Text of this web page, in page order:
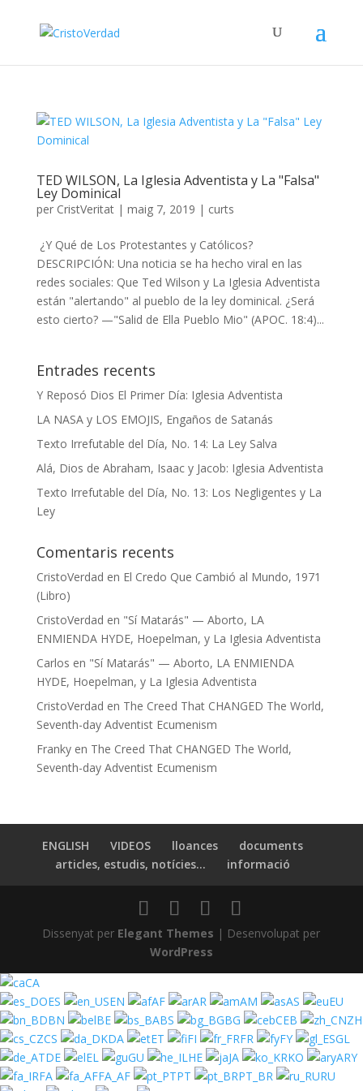
TED WILSON, La Iglesia Adventista y La "Falsa"
Ley Dominical
per CristVeritat| maig 7, 2019 | curts
¿Y Qué de Los Protestantes y Católicos?
DESCRIPCIÓN: Una noticia se ha hecho viral en las
redes sociales: Que Ted Wilson y La Iglesia Adventista
están "alertando" al pueblo de la ley dominical. ¿Será
esto cierto? —"Salid de Ella Pueblo Mio" (APOC. 18:4)...
Entrades recents
Y Reposó Dios El Primer Día: Iglesia Adventista
LA NASA y LOS EMOJIS, Engaños de Satanás
Texto Irrefutable del Día, No. 14: La Ley Salva
Alá, Dios de Abraham, Isaac y Jacob: Iglesia Adventista
Texto Irrefutable del Día, No. 13: Los Negligentes y La
Ley
Comentaris recents
CristoVerdad en El Credo Que Cambió al Mundo, 1971
(Libro)
CristoVerdad en "Sí Matarás" — Aborto, LA
ENMIENDA HYDE, Hoepelman, y La Iglesia Adventista
Carlos en "Sí Matarás" — Aborto, LA ENMIENDA
HYDE, Hoepelman, y La Iglesia Adventista
CristoVerdad en The Creed That CHANGED The World,
Seventh-day Adventist Ecumenism
Frankyen The Creed That CHANGED The World,
Seventh-day Adventist Ecumenism
ENGLISH VIDEOS lloances
documents
articles, estudis, notícies…
informació
Dissenyat per Elegant Themes | Desenvolupat per
WordPress
CA
ES
EN AF AR AM AS
EU
BN
BE BS BG CEB
ZH
CS
DA ET FI FR FY
GL
DE
EL GU HE JA KO
ARY
FA
FA_AF PT PT_BR
RU